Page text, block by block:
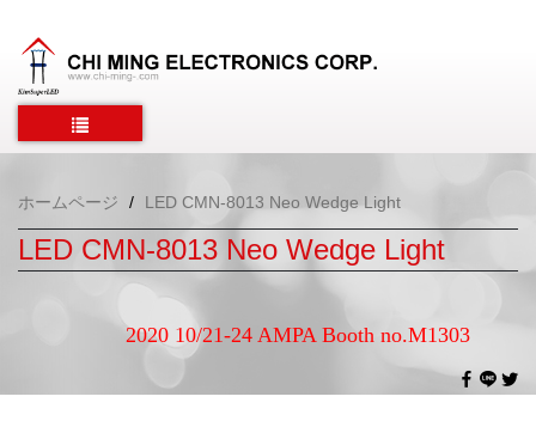
ホームページ LED CMN-8013 Neo Wedge Light
LED CMN-8013 Neo Wedge Light
2020 10/21-24 AMPA Booth no.M1303